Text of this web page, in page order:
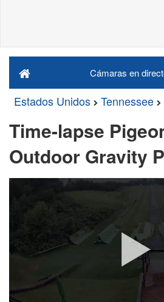
Cámaras en
Estados Unidos Tennessee
Time-lapse
Outdoor Gravity